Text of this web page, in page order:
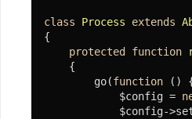
class Process extends
{
protected
function
{
        go(
function ()
            $config =
$config-